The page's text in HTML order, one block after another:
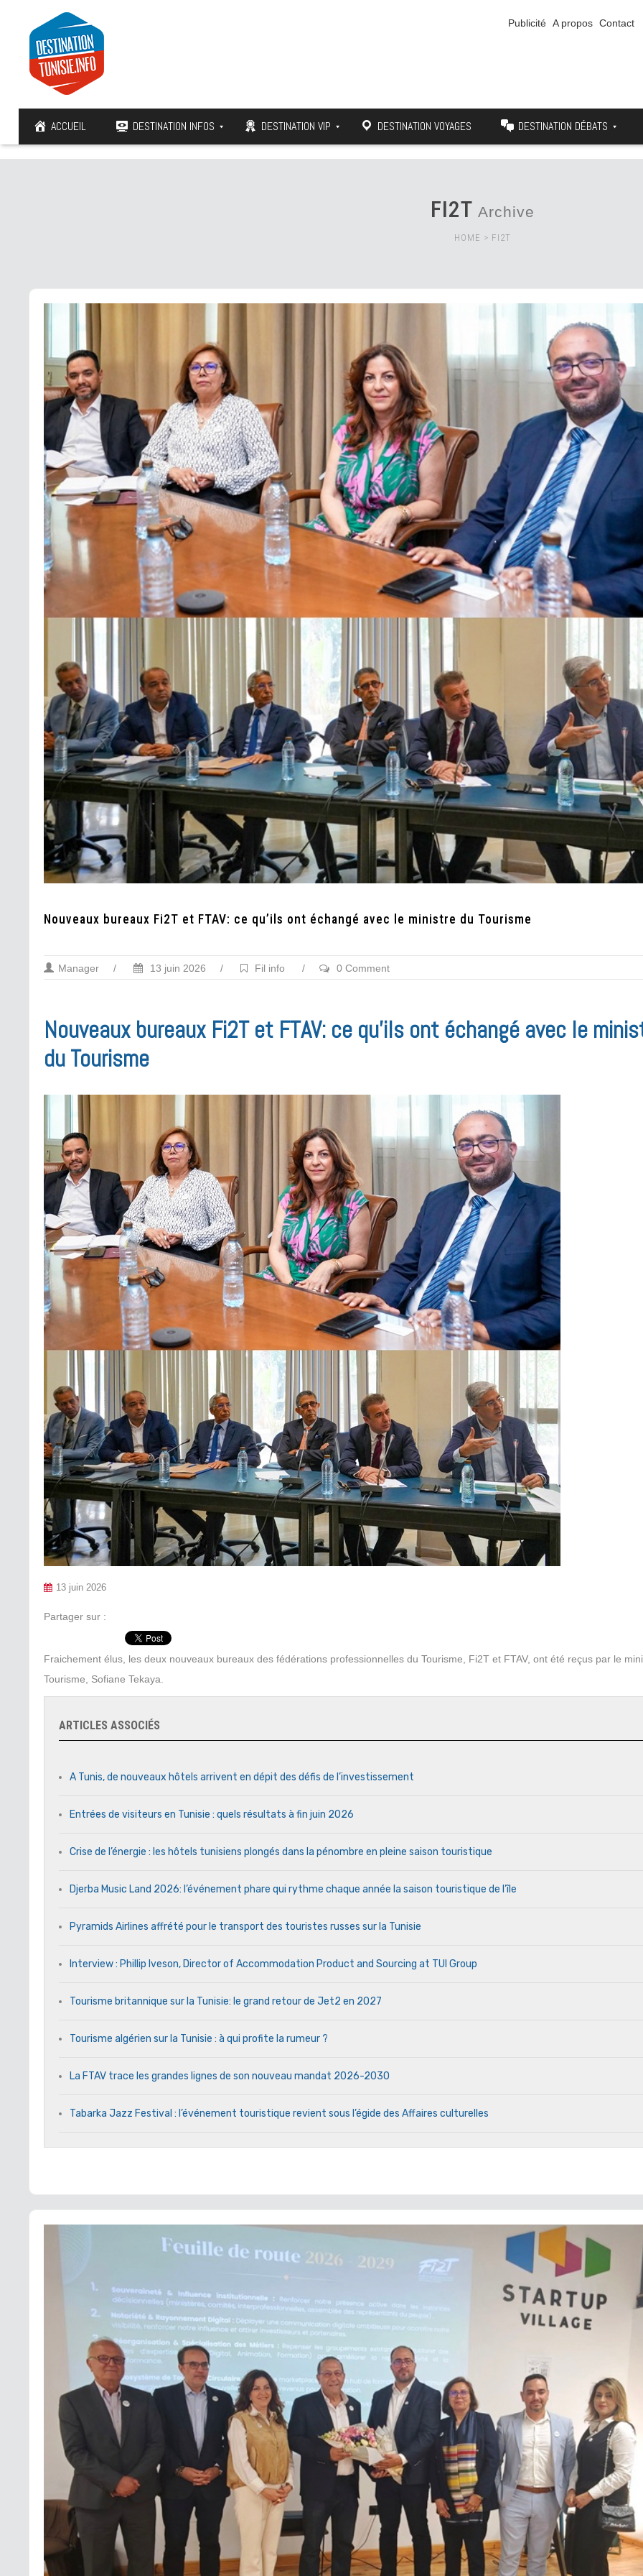
Publicité A propos Contact
ACCUEIL DESTINATION INFOS DESTINATION VIP DESTINATION VOYAGES DESTINATION DÉBATS
FI2T Archive
HOME > FI2T
Nouveaux bureaux Fi2T et FTAV: ce qu’ils ont échangé avec le ministre du Tourisme
Manager / 13 juin 2026 / Fil info / 0 Comment
Nouveaux bureaux Fi2T et FTAV: ce qu’ils ont échangé avec le
du Tourisme
13 juin 2026
Partager sur :
Fraichement élus, les deux nouveaux bureaux des fédérations professionnelles du Tourisme, Fi2T et FTAV, ont été reçus par le
Tourisme, Sofiane Tekaya.
ARTICLES ASSOCIÉS
A Tunis, de nouveaux hôtels arrivent en dépit des défis de l’investissement
Entrées de visiteurs en Tunisie : quels résultats à fin juin 2026
Crise de l’énergie : les hôtels tunisiens plongés dans la pénombre en pleine saison touristique
Djerba Music Land 2026: l’événement phare qui rythme chaque année la saison touristique de l’île
Pyramids Airlines affrété pour le transport des touristes russes sur la Tunisie
Interview : Phillip Iveson, Director of Accommodation Product and Sourcing at TUI Group
Tourisme britannique sur la Tunisie: le grand retour de Jet2 en 2027
Tourisme algérien sur la Tunisie : à qui profite la rumeur ?
La FTAV trace les grandes lignes de son nouveau mandat 2026-2030
Tabarka Jazz Festival : l’événement touristique revient sous l’égide des Affaires culturelles